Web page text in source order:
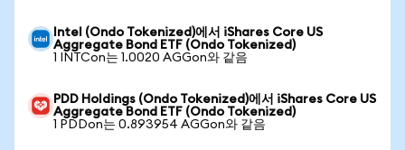
Intel (Ondo Tokenized)에서 iShares Core US
Aggregate Bond ETF (Ondo Tokenized)
1 INTCon는 1.0020 AGGon와 같음
PDD Holdings (Ondo Tokenized)에서 iShares Core US
Aggregate Bond ETF (Ondo Tokenized)
1 PDDon는 0.893954 AGGon와 같음